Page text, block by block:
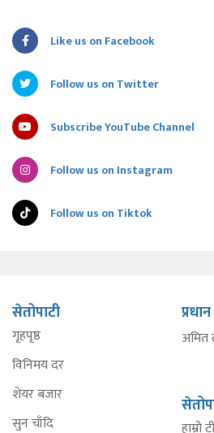
Like us on Facebook
Follow us on Twitter
Subscribe YouTube Channel
Follow us on Instagram
Follow us on Tiktok
सेतोपाटी
गृहपृष्ठ
विनिमय दर
शेयर बजार
सुन चाँदि